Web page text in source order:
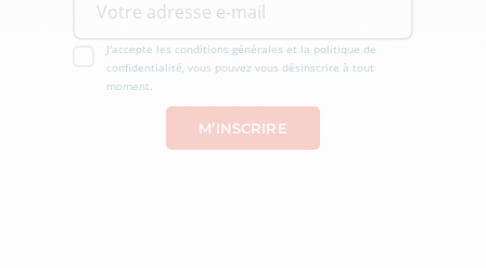
J'accepte les conditions générales et la politique de
confidentialité, vous pouvez vous désinscrire à tout
moment.